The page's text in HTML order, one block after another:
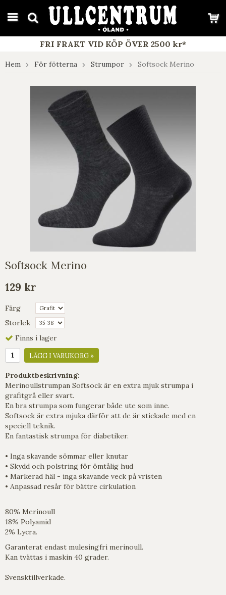
google-site-verification: google7e4b1026db5d9f32.html
FRI FRAKT VID KÖP ÖVER 2500 kr*
Hem För fötterna Strumpor Softsock Merino
Softsock Merino
129 kr
Färg
Storlek
Finns i lager
LÄGG I VARUKORG »
Produktbeskrivning:
Merinoullstrumpan Softsock är en extra mjuk strumpa i
grafitgrå eller svart.
En bra strumpa som fungerar både ute som inne.
Softsock är extra mjuka därför att de är stickade med en
speciell teknik.
En fantastisk strumpa för diabetiker.
• Inga skavande sömmar eller knutar
• Skydd och polstring för ömtålig hud
• Markerad häl - inga skavande veck på vristen
• Anpassad resår för bättre cirkulation
80% Merinoull
18% Polyamid
2% Lycra.
Garanterat endast mulesingfri merinoull.
Kan tvättas i maskin 40 grader.
Svensktillverkade.